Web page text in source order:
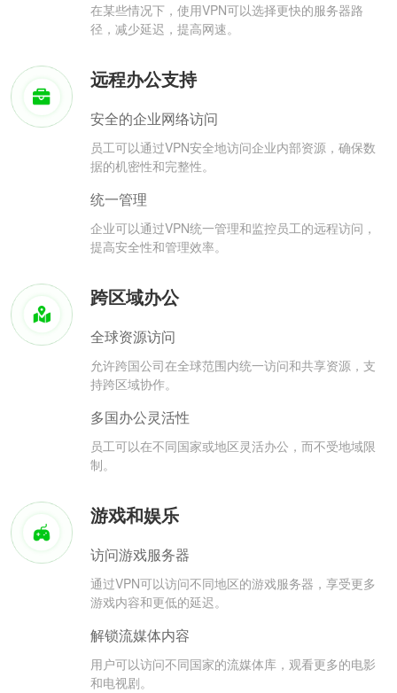
在某些情况下，使用VPN可以选择更快的服务器路
径，减少延迟，提高网速。
远程办公支持
安全的企业网络访问
员工可以通过VPN安全地访问企业内部资源，确保数
据的机密性和完整性。
统一管理
企业可以通过VPN统一管理和监控员工的远程访问，
提高安全性和管理效率。
跨区域办公
全球资源访问
允许跨国公司在全球范围内统一访问和共享资源，支
持跨区域协作。
多国办公灵活性
员工可以在不同国家或地区灵活办公，而不受地域限
制。
游戏和娱乐
访问游戏服务器
通过VPN可以访问不同地区的游戏服务器，享受更多
游戏内容和更低的延迟。
解锁流媒体内容
用户可以访问不同国家的流媒体库，观看更多的电影
和电视剧。